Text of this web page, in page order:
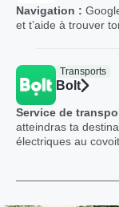
Navigation :
et t’aide à trouver
Transports
Bolt
Service de
atteindras ta
électriques au